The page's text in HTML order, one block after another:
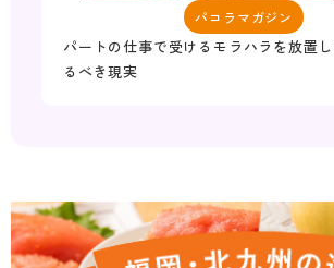
パコラマガジン
パートの仕事で受けるモラハラを放置
るべき現実